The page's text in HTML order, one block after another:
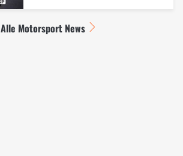
Alle Motorsport News